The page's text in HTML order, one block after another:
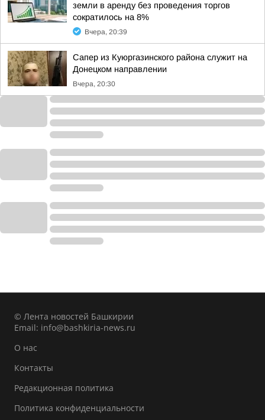
земли в аренду без проведения торгов
сократилось на 8%
Вчера, 20:39
Сапер из Куюргазинского района служит на
Донецком направлении
Вчера, 20:30
© Лента новостей Башкирии
Email: info@bashkiria-news.ru
О нас
Контакты
Редакционная политика
Политика конфиденциальности